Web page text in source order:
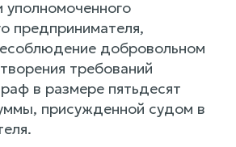
уполномоченного
предпринимателя,
добровольном
требований
в размере пятьдесят
присужденной судом в